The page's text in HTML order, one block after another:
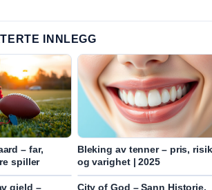
INNLEGG
– far,
spiller
Bleking av tenner – pris,
og varighet | 2025
gjeld – City of God – Sann Historie,